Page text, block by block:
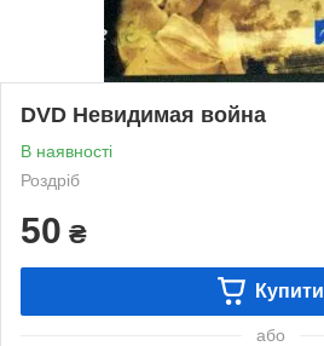
DVD Невидимая война
В наявності
Роздріб
50 ₴
Купити
або